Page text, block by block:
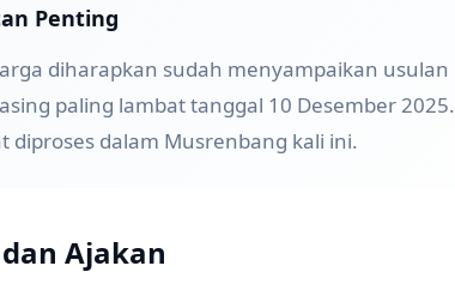
Penting
diharapkan sudah menyampaikan usulan
paling lambat tanggal 10 Desember
diproses dalam Musrenbang kali ini.
Ajakan